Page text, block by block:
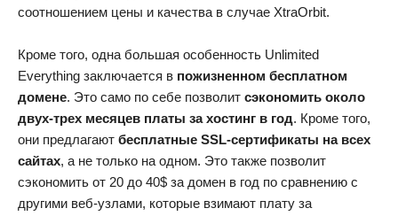
соотношением цены и качества в случае XtraOrbit.
Кроме того, одна большая особенность Unlimited
Everything заключается в пожизненном бесплатном
домене. Это само по себе позволит сэкономить около
двух-трех месяцев платы за хостинг в год. Кроме того,
они предлагают бесплатные SSL-сертификаты на всех
сайтах, а не только на одном. Это также позволит
сэкономить от 20 до 40$ за домен в год по сравнению с
другими веб-узлами, которые взимают плату за